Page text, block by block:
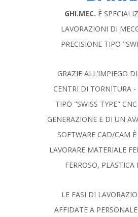
GHI.MEC. È
LAVORAZIONI DI
PRECISIONE TIPO
GRAZIE ALL’IMPIEGO
CENTRI DI TORNITURA -
TIPO "SWISS TYPE"
GENERAZIONE E DI UN
SOFTWARE CAD/CAM
LAVORARE MATERIALE
FERROSO, PLASTICA
LE FASI DI
AFFIDATE A